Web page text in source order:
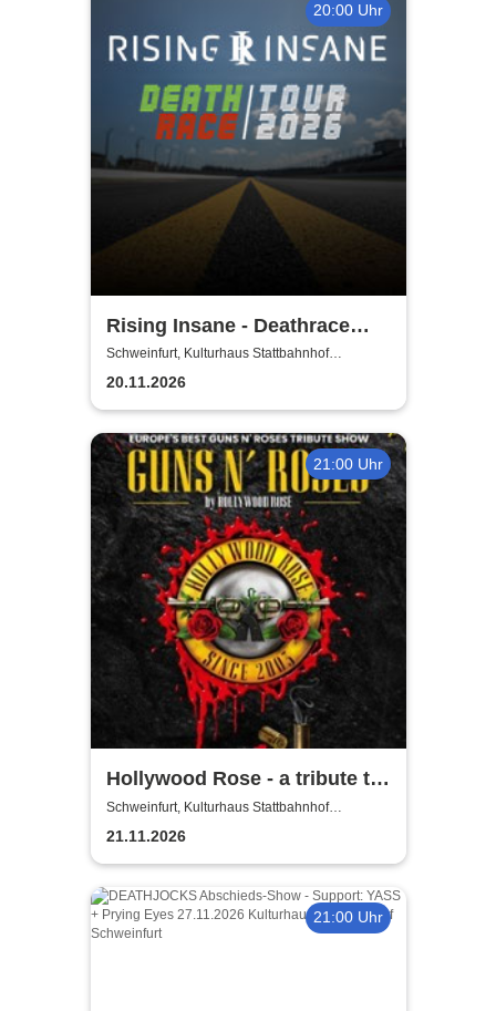
20:00 Uhr
Rising Insane - Deathrace
Tour 2026
Schweinfurt, Kulturhaus Stattbahnhof
Schweinfurt
20.11.2026
21:00 Uhr
Hollywood Rose - a tribute to
Guns N' Roses
Schweinfurt, Kulturhaus Stattbahnhof
Schweinfurt
21.11.2026
21:00 Uhr